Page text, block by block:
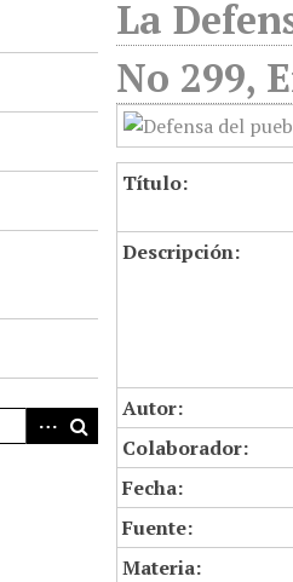
La
No 299,
Título:
Descripción:
Autor:
Colaborador:
Fecha:
Fuente:
Materia: